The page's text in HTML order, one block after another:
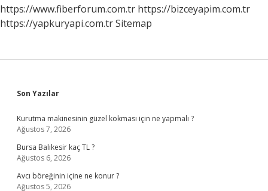
https://www.fiberforum.com.tr https://bizceyapim.com.tr
https://yapkuryapi.com.trSitemap
Sidebar
Son Yazılar
Kurutma makinesinin güzel kokması için ne yapmalı ?
Ağustos 7, 2026
Bursa Balıkesir kaç TL ?
Ağustos 6, 2026
Avcı böreğinin içine ne konur ?
Ağustos 5, 2026